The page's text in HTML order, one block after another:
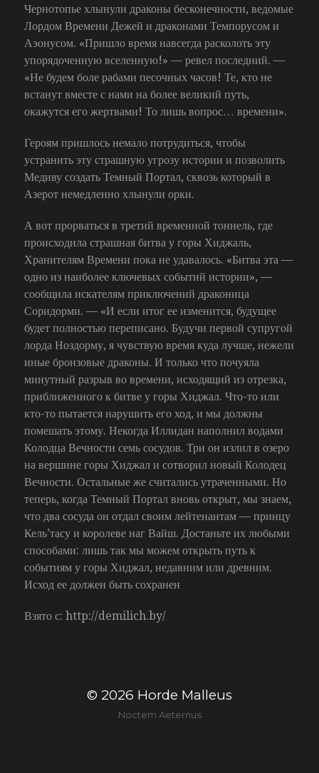
Чернотопье хлынули драконы бесконечности, ведомые
Лордом Времени Дежей и драконами Темпорусом и
Аэонусом. «Пришло время навсегда расколоть эту
упорядоченную вселенную!» — ревел последний. —
«Не будем боле рабами песочных часов! Те, кто не
встанут вместе с нами на более великий путь,
окажутся его жертвами! То лишь вопрос… времени».
Героям пришлось немало потрудиться, чтобы
устранить эту страшную угрозу истории и позволить
Медиву создать Темный Портал, сквозь который в
Азерот немедленно хлынули орки.
А вот прорваться в третий временной тоннель, где
происходила страшная битва у горы Хиджаль,
Хранителям Времени пока не удавалось. «Битва эта —
одно из наиболее ключевых событий истории», —
сообщила искателям приключений драконица
Соридорми. — «И если итог ее изменится, будущее
будет полностью переписано. Будучи первой супругой
лорда Ноздорму, я чувствую время куда лучше, нежели
иные бронзовые драконы. И только что почуяла
минутный разрыв во времени, исходящий из отрезка,
приближенного к битве у горы Хиджал. Что-то или
кто-то пытается нарушить его ход, и мы должны
помешать этому. Некогда Иллидан наполнил водами
Колодца Вечности семь сосудов. Три он излил в озеро
на вершине горы Хиджал и сотворил новый Колодец
Вечности. Остальные же считались утраченными. Но
теперь, когда Темный Портал вновь открыт, мы знаем,
что два сосуда он отдал своим лейтенантам — принцу
Кель’тасу и королеве наг Вайш. Достаньте их любыми
способами: лишь так мы можем открыть путь к
событиям у горы Хиджал, недавним или древним.
Исход ее должен быть сохранен
Взято с: http://demilich.by/
© 2026 Horde Malleus
Noctem Aeternus